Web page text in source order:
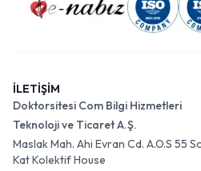
İLETİŞİM
Doktorsitesi Com Bilgi Hizmetleri
Teknoloji ve Ticaret A.Ş.
Maslak Mah. Ahi Evran Cd. A.O.S 55
Kat Kolektif House